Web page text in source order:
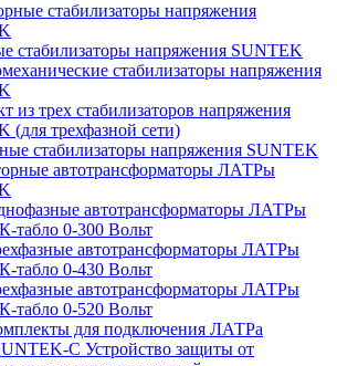
стабилизаторы напряжения
стабилизаторы напряжения SUNTEK
стабилизаторы напряжения
из трех стабилизаторов напряжения
(для трехфазной сети)
стабилизаторы напряжения SUNTEK
автотрансформаторы ЛАТРы
автотрансформаторы ЛАТРы
табло 0-300 Вольт
автотрансформаторы ЛАТРы
табло 0-430 Вольт
автотрансформаторы ЛАТРы
табло 0-520 Вольт
для подключения ЛАТРа
C Устройство защиты от